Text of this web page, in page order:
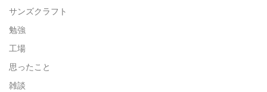
サンズクラフト
勉強
工場
思ったこと
雑談